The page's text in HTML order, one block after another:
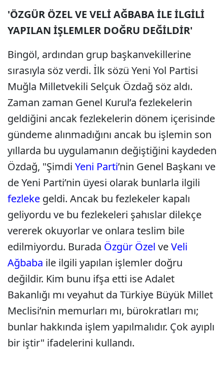
'ÖZGÜR ÖZEL VE VELİ AĞBABA İLE İLGİLİ
YAPILAN İŞLEMLER DOĞRU DEĞİLDİR'
Bingöl, ardından grup başkanvekillerine
sırasıyla söz verdi. İlk sözü Yeni Yol Partisi
Muğla Milletvekili Selçuk Özdağ söz aldı.
Zaman zaman Genel Kurul’a fezlekelerin
geldiğini ancak fezlekelerin dönem içerisinde
gündeme alınmadığını ancak bu işlemin son
yıllarda bu uygulamanın değiştiğini kaydeden
Özdağ, "Şimdi Yeni Parti’nin Genel Başkanı ve
de Yeni Parti’nin üyesi olarak bunlarla ilgili
fezleke geldi. Ancak bu fezlekeler kapalı
geliyordu ve bu fezlekeleri şahıslar dilekçe
vererek okuyorlar ve onlara teslim bile
edilmiyordu. Burada Özgür Özel veVeli
Ağbaba ile ilgili yapılan işlemler doğru
değildir. Kim bunu ifşa etti ise Adalet
Bakanlığı mı veyahut da Türkiye Büyük Millet
Meclisi’nin memurları mı, bürokratları mı;
bunlar hakkında işlem yapılmalıdır. Çok ayıplı
bir iştir" ifadelerini kullandı.